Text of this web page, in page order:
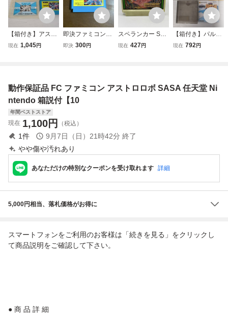
【箱付き】アスト
ロロボ・ササ ファ
現在 1,045円
即決ファミコンソ
フト アストロロボ
即決 300円
スペランカー SPE
LUNKER アイレ
カセット カートリ
現在 427円
【箱付き】パルテ
ナの鏡（ディスク
現在 792円
動作保証品 FC ファミコン アストロロボ SASA 任天堂 Ni
ntendo 箱説付【10
年間ベストストア
現在 1,100円 （税込）
1件 9月7日（日）21時42分 終了
やや傷や汚れあり
あなただけの特別なクーポンを受け取れます 詳細
5,000円相当、落札価格がお得に
スマートフォンをご利用のお客様は「続きを見る」をクリックし
て商品説明をご確認して下さい。
● 商 品 詳 細